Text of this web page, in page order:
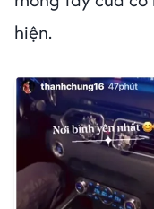
hiện.